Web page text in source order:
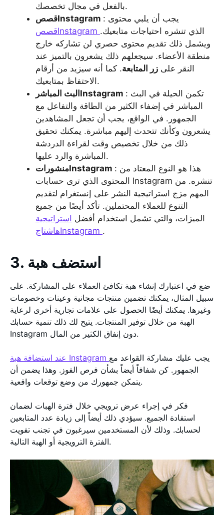
بالفعل في مجال تخصصك.
قصصInstagram
: يجب أن يلبي محتوى
قصصInstagram الذي تنشره احتياجات متابعيك.
ويشمل ذلك تقديم محتوى حصري لن تشاركه خارج
منطقة الأعضاء. سيجعلهم ذلك يشعرون بالتميز عند
النقر على زر المتابعة. كما أنه سيزيد من أرقام
الاحتفاظ بمتابعيك.
البث المباشرInstagram : تكمن الحيلة في البث
المباشر في إضفاء الكثير من الطاقة والتفاعل مع
الجمهور. في الواقع، يجب أن تجعل المشاهدين
يشعرون وكأنك تتحدث إليهم مباشرة. يمكنك تحقيق
ذلك من خلال تخصيص وقت لقراءة الدردشة
المباشرة والرد عليها.
منشوراتInstagram : هذا هو النوع المعتاد من
المحتوى الذي ترى حسابات Instagram تنشره. من
المهم مزج استراتيجية النشر على إنستغرام لتقديم
التنوع للعملاء المحتملين. تأكد أيضًا من جميع
الميزات، والتي تشمل استخدام أفضل استراتيجية
هاشتاجInstagram .
3. استضف هبة
ضع في اعتبارك إنشاء هبة تكافئ العملاء على المشاركة. على
سبيل المثال، يمكنك تضمين منتجات مجانية وعينات وخصومات
وغيرها. يمكنك أيضًا الحصول على علامات تجارية أخرى لرعاية
الهبة من خلال توفير المنتجات. يتيح لك ذلك تنمية حسابك
Instagram دون إنفاق الكثير من المال.
عند استضافة هبة Instagram يجب عليك مشاركة القواعد مع
الجمهور. كن شفافاً أيضاً بشأن فرص الفوز. وهذا يضمن أن
يتمكن جمهورك من وضع توقعات واقعية.
فكر في إجراء عرض ترويجي خلال فترة الهبات لضمان
استفادة الجميع. سيؤدي ذلك أيضاً إلى زيادة عدد المتابعين
لحسابك. وذلك لأن المستخدمين سيرغبون في تجنب تفويت
الفترة الترويجية أو الهبة التالية.